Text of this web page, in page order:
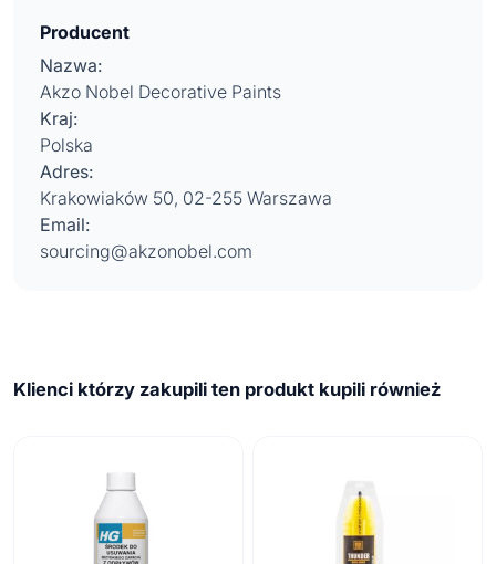
Producent
Nazwa:
Akzo Nobel Decorative Paints
Kraj:
Polska
Adres:
Krakowiaków 50, 02-255 Warszawa
Email:
sourcing@akzonobel.com
Klienci którzy zakupili ten produkt kupili również